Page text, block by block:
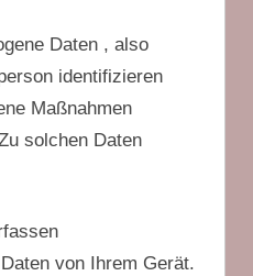
Daten , also
identifizieren
Maßnahmen
solchen Daten
von Ihrem Gerät.